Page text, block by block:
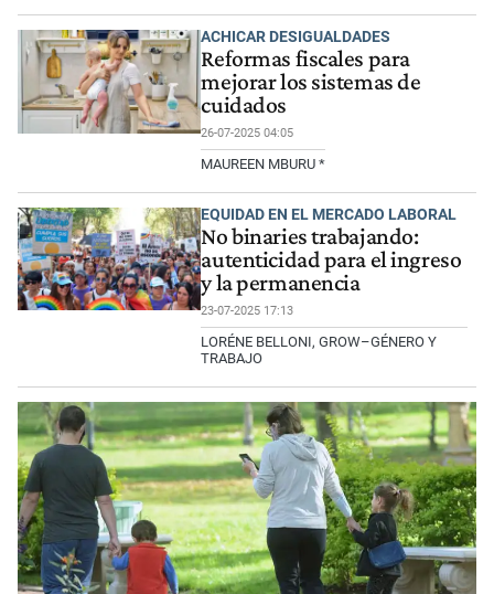
ACHICAR DESIGUALDADES
Reformas fiscales para
mejorar los sistemas de
cuidados
26-07-2025 04:05
MAUREEN MBURU *
EQUIDAD EN EL MERCADO LABORAL
No binaries trabajando:
autenticidad para el ingreso
y la permanencia
23-07-2025 17:13
LORÉNE BELLONI, GROW–GÉNERO Y
TRABAJO